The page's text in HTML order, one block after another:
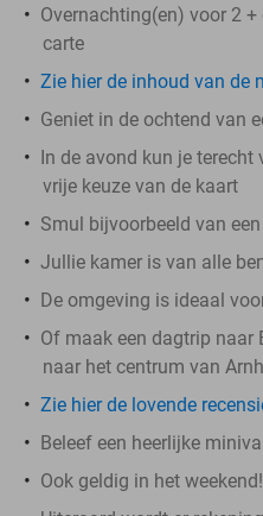
Overnachting(en) voor 2
carte
Zie hier de inhoud van de
Geniet in de ochtend van
In de avond kun je
vrije keuze van de kaart
Smul bijvoorbeeld van
Jullie kamer is van alle
De omgeving is ideaal
Of maak een dagtrip naar
naar het centrum van
Zie hier de lovende
Beleef een heerlijke
Ook geldig in het weekend!